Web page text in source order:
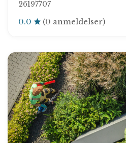
26197707
0.0 (0 anmeldelser)